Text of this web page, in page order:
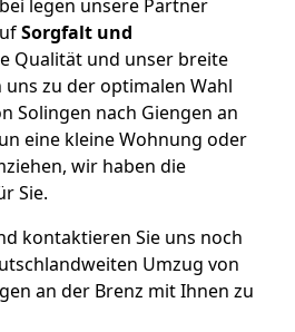
legen unsere Partner
Sorgfalt und
Qualität und unser breite
zu der optimalen Wahl
Solingen nach Giengen an
eine kleine Wohnung oder
wir haben die
Sie.
kontaktieren Sie uns noch
Umzug von
an der Brenz mit Ihnen zu